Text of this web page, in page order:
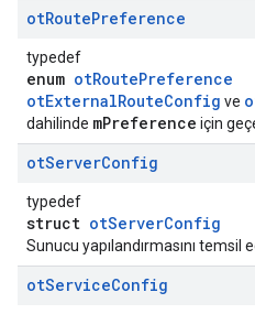
otRoutePreference
typedef
enum otRoutePreference
otExternalRouteConfig ve
dahilinde mPreference için
otServerConfig
typedef
struct otServerConfig
Sunucu yapılandırmasını temsil
otServiceConfig